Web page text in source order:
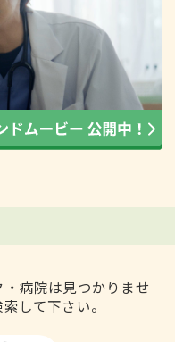
病院は見つかりませ
して下さい。